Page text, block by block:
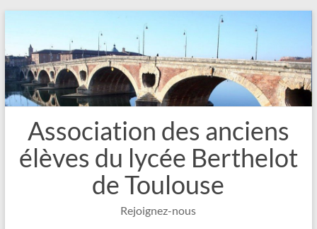
contenu
Association des anciens
élèves du lycée Berthelot
de Toulouse
Rejoignez-nous